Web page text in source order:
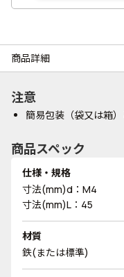
商品詳細
注意
簡易包装（袋又は箱）
商品スペック
仕様・規格
寸法(mm)d：M4
寸法(mm)L：45
材質
鉄(または標準)